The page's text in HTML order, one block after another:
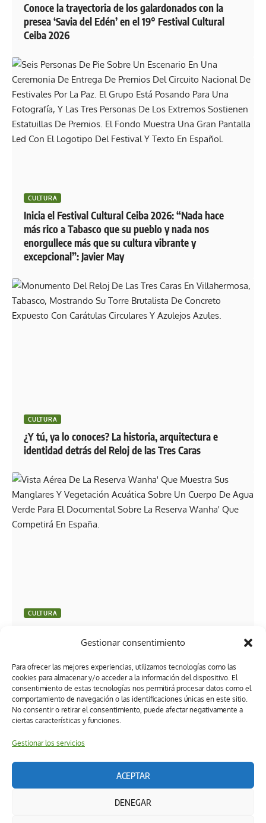
Gestionar consentimiento
Para ofrecer las mejores experiencias, utilizamos tecnologías como las
cookies para almacenar y/o acceder a la información del dispositivo. El
consentimiento de estas tecnologías nos permitirá procesar datos como el
comportamiento de navegación o las identificaciones únicas en este sitio.
No consentir o retirar el consentimiento, puede afectar negativamente a
ciertas características y funciones.
Gestionar los servicios
ACEPTAR
DENEGAR
Conoce la trayectoria de los galardonados con la
presea ‘Savia del Edén’ en el 19° Festival Cultural
Ceiba 2026
CULTURA
Inicia el Festival Cultural Ceiba 2026: “Nada hace
más rico a Tabasco que su pueblo y nada nos
enorgullece más que su cultura vibrante y
excepcional”: Javier May
CULTURA
¿Y tú, ya lo conoces? La historia, arquitectura e
identidad detrás del Reloj de las Tres Caras
CULTURA
Reserva Wanha’ competirá en festival internacional
Directorio